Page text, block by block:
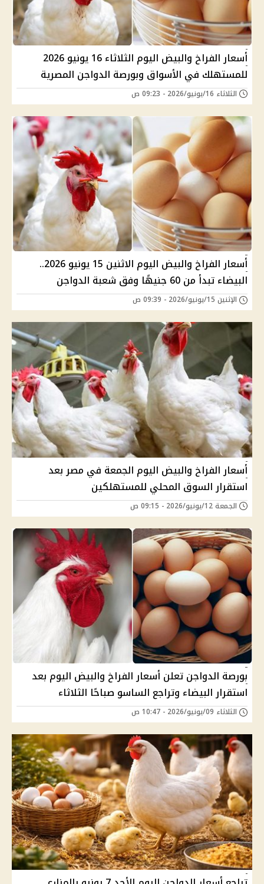
أسعار الفراخ والبيض اليوم الثلاثاء 16 يونيو 2026
للمستهلك في الأسواق وبورصة الدواجن المصرية
الثلاثاء 16/يونيو/2026 - 09:23 ص
أسعار الفراخ والبيض اليوم الاثنين 15 يونيو 2026..
البيضاء تبدأ من 60 جنيهًا وفق شعبة الدواجن
الإثنين 15/يونيو/2026 - 09:39 ص
أسعار الفراخ والبيض اليوم الجمعة في مصر بعد
استقرار السوق المحلي للمستهلكين
الجمعة 12/يونيو/2026 - 09:15 ص
بورصة الدواجن تعلن أسعار الفراخ والبيض اليوم بعد
استقرار البيضاء وتراجع الساسو صباحًا الثلاثاء
الثلاثاء 09/يونيو/2026 - 10:47 ص